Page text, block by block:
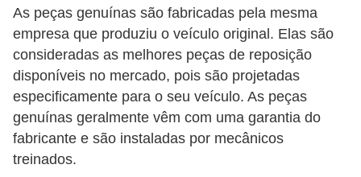
As peças genuínas são fabricadas pela mesma
empresa que produziu o veículo original. Elas são
consideradas as melhores peças de reposição
disponíveis no mercado, pois são projetadas
especificamente para o seu veículo. As peças
genuínas geralmente vêm com uma garantia do
fabricante e são instaladas por mecânicos
treinados.